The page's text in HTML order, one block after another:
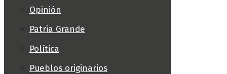
Opinión
Patria Grande
Política
Pueblos originarios